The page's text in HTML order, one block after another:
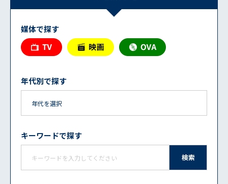
媒体で探す
年代別で探す
キーワードで探す
検索